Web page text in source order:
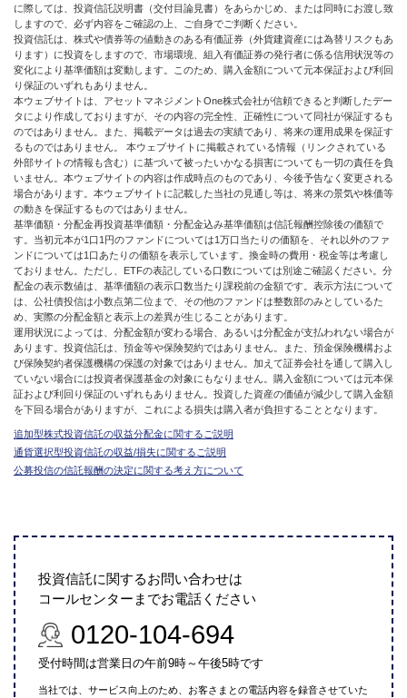
に際しては、投資信託説明書（交付目論見書）をあらかじめ、または同時にお渡し致
しますので、必ず内容をご確認の上、ご自身でご判断ください。
投資信託は、株式や債券等の値動きのある有価証券（外貨建資産には為替リスクもあ
ります）に投資をしますので、市場環境、組入有価証券の発行者に係る信用状況等の
変化により基準価額は変動します。このため、購入金額について元本保証および利回
り保証のいずれもありません。
本ウェブサイトは、アセットマネジメントOne株式会社が信頼できると判断したデー
タにより作成しておりますが、その内容の完全性、正確性について同社が保証するも
のではありません。また、掲載データは過去の実績であり、将来の運用成果を保証す
るものではありません。 本ウェブサイトに掲載されている情報（リンクされている
外部サイトの情報も含む）に基づいて被ったいかなる損害についても一切の責任を負
いません。本ウェブサイトの内容は作成時点のものであり、今後予告なく変更される
場合があります。本ウェブサイトに記載した当社の見通し等は、将来の景気や株価等
の動きを保証するものではありません。
基準価額・分配金再投資基準価額・分配金込み基準価額は信託報酬控除後の価額で
す。当初元本が1口1円のファンドについては1万口当たりの価額を、それ以外のファ
ンドについては1口あたりの価額を表示しています。換金時の費用・税金等は考慮し
ておりません。ただし、ETFの表記している口数については別途ご確認ください。分
配金の表示数値は、基準価額の表示口数当たり課税前の金額です。表示方法について
は、公社債投信は小数点第二位まで、その他のファンドは整数部のみとしているた
め、実際の分配金額と表示上の差異が生じることがあります。
運用状況によっては、分配金額が変わる場合、あるいは分配金が支払われない場合が
あります。投資信託は、預金等や保険契約ではありません。また、預金保険機構およ
び保険契約者保護機構の保護の対象ではありません。加えて証券会社を通して購入し
ていない場合には投資者保護基金の対象にもなりません。購入金額については元本保
証および利回り保証のいずれもありません。投資した資産の価値が減少して購入金額
を下回る場合がありますが、これによる損失は購入者が負担することとなります。
追加型株式投資信託の収益分配金に関するご説明
通貨選択型投資信託の収益/損失に関するご説明
公募投信の信託報酬の決定に関する考え方について
投資信託に関するお問い合わせは
コールセンターまでお電話ください
0120-104-694
受付時間は営業日の午前9時～午後5時です
当社では、サービス向上のため、お客さまとの電話内容を録音させていた